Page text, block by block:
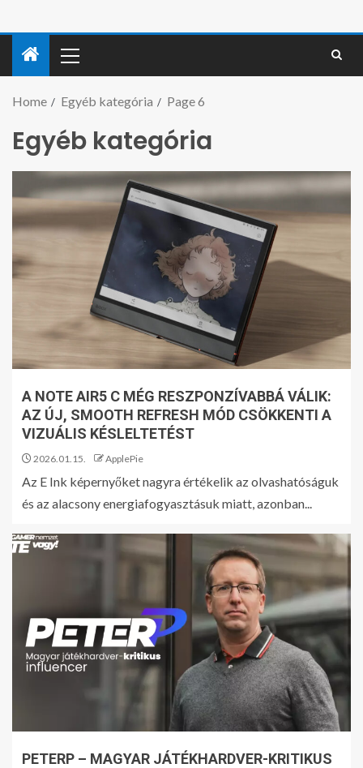
Home Egyéb kategória Page 6
Egyéb kategória
A NOTE AIR5 C MÉG RESZPONZÍVABBÁ VÁLIK:
AZ ÚJ, SMOOTH REFRESH MÓD CSÖKKENTI A
VIZUÁLIS KÉSLELTETÉST
2026.01.15. ApplePie
Az E Ink képernyőket nagyra értékelik az olvashatóságuk
és az alacsony energiafogyasztásuk miatt, azonban...
PETERP – MAGYAR JÁTÉKHARDVER-KRITIKUS